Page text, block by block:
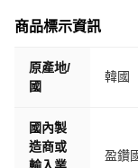
商品標示資訊
原產地/
國
韓國
國內製
造商或
盈鑽